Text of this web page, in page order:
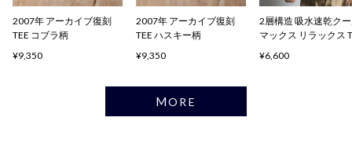
2007年 アーカイブ復刻
TEE コブラ柄
¥9,350
2007年 アーカイブ復刻
TEE ハスキー柄
¥9,350
2層構造 吸水速乾ク
マックス リラックス
¥6,600
MORE